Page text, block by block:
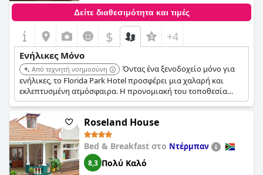
Δείτε διαθεσιμότητα και τιμές
$ +4
Ενήλικες Μόνο
Από τεχνητή νοημοσύνη
Όντας ένα ξενοδοχείο μόνο για
ενήλικες, το Florida Park Hotel προσφέρει μια χαλαρή και
εκλεπτυσμένη ατμόσφαιρα. Η προνομιακή του τοποθεσία
στην Florida Road παρέχει εύκολη πρόσβαση σε εστιατόρια
και ψυχαγωγία, διατηρώντας παράλληλα ένα ήσυχο
περιβάλλον.
Roseland House
Bed & Breakfast στο Ντέρμπαν
8,3 Πολύ Καλό